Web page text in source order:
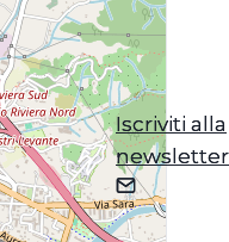
Iscriviti alla
newsletter
Iscriviti alla
newsletter